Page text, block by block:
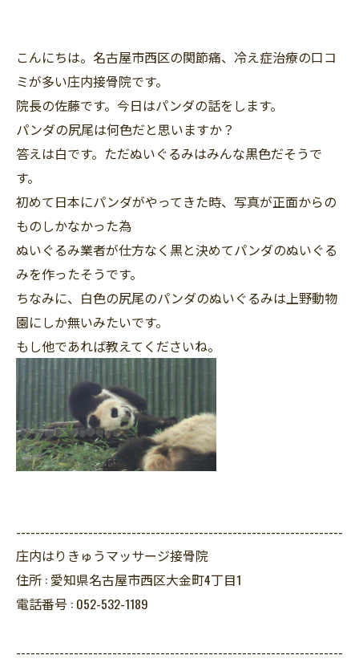
こんにちは。名古屋市西区の関節痛、冷え症治療の口コ
ミが多い庄内接骨院です。
院長の佐藤です。今日はパンダの話をします。
パンダの尻尾は何色だと思いますか？
答えは白です。ただぬいぐるみはみんな黒色だそうで
す。
初めて日本にパンダがやってきた時、写真が正面からの
ものしかなかった為
ぬいぐるみ業者が仕方なく黒と決めてパンダのぬいぐる
みを作ったそうです。
ちなみに、白色の尻尾のパンダのぬいぐるみは上野動物
園にしか無いみたいです。
もし他であれば教えてくださいね。
--------------------------------------------------------------------
庄内はりきゅうマッサージ接骨院
住所 : 愛知県名古屋市西区大金町4丁目1
電話番号 : 052-532-1189
--------------------------------------------------------------------